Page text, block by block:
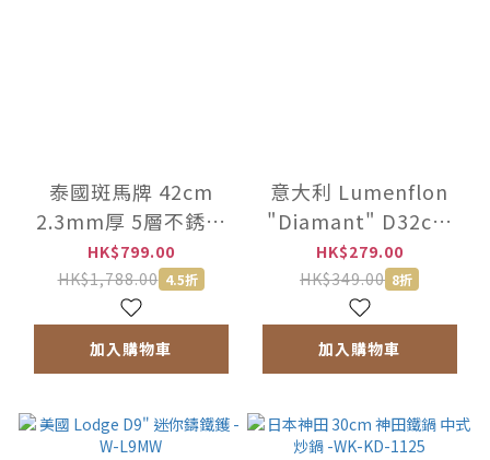
泰國斑馬牌 42cm
2.3mm厚 5層不銹鋼
蓋鑊連鑊鏟 -176-2-44
HK$799.00
HK$1,788.00 4.5折
加入購物車
意大利 Lumenflon
"Diamant" D32cm
易潔單柄深鍋
-0001190309
HK$279.00
HK$349.00 8折
加入購物車